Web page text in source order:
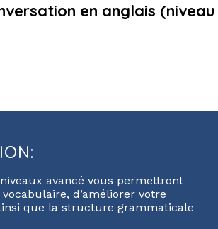
en anglais (niveau
avancé vous permettront
d’améliorer votre
que la structure grammaticale